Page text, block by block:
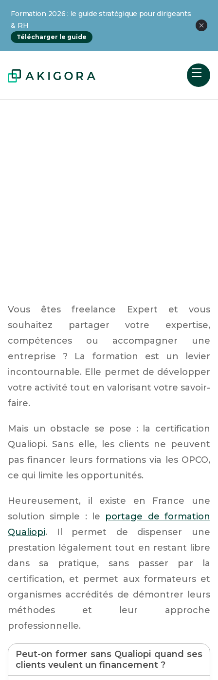
Formation 2026 : le guide stratégique pour dirigeants
& RH
Télécharger le guide
Vous êtes freelance Expert et vous
souhaitez partager votre expertise,
compétences ou accompagner une
entreprise ? La formation est un levier
incontournable. Elle permet de développer
votre activité tout en valorisant votre savoir-
faire.
Mais un obstacle se pose : la certification
Qualiopi. Sans elle, les clients ne peuvent
pas financer leurs formations via les OPCO,
ce qui limite les opportunités.
Heureusement, il existe en France une
solution simple : le portage de formation
Qualiopi. Il permet de dispenser une
prestation légalement tout en restant libre
dans sa pratique, sans passer par la
certification, et permet aux formateurs et
organismes accrédités de démontrer leurs
méthodes et leur approche
professionnelle.
Peut-on former sans Qualiopi quand ses
clients veulent un financement ?